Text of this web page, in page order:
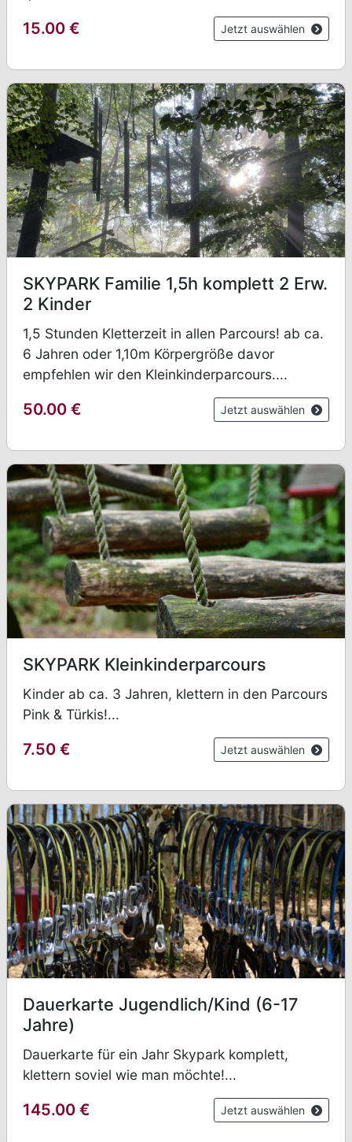
15.00 € Jetzt auswählen
SKYPARK Familie 1,5h komplett 2 Erw.
2 Kinder
1,5 Stunden Kletterzeit in allen Parcours! ab ca.
6 Jahren oder 1,10m Körpergröße davor
empfehlen wir den Kleinkinderparcours....
50.00 € Jetzt auswählen
SKYPARK Kleinkinderparcours
Kinder ab ca. 3 Jahren, klettern in den Parcours
Pink & Türkis!...
7.50 € Jetzt auswählen
Dauerkarte Jugendlich/Kind (6-17
Jahre)
Dauerkarte für ein Jahr Skypark komplett,
klettern soviel wie man möchte!...
145.00 € Jetzt auswählen